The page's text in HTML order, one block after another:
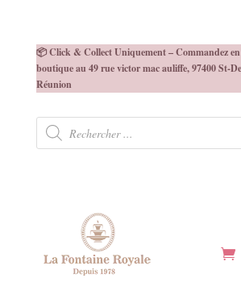
📦 Click & Collect Uniquement – Commandez
boutique au 49 rue victor mac auliffe, 97400 St-
Réunion
Recherche
produits